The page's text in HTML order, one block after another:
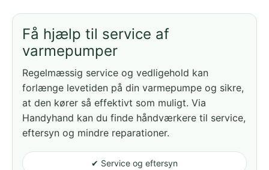
Få hjælp til service af
varmepumper
Regelmæssig service og vedligehold kan
forlænge levetiden på din varmepumpe og sikre,
at den kører så effektivt som muligt. Via
Handyhand kan du finde håndværkere til service,
eftersyn og mindre reparationer.
✔ Service og eftersyn